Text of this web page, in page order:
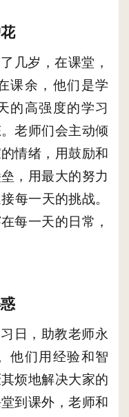
几岁，在课堂，
课余，他们是学
的高强度的学习
老师们会主动倾
情绪，用鼓励和
，用最大的努力
每一天的挑战。
每一天的日常，
日，助教老师永
他们用经验和智
烦地解决大家的
到课外，老师和